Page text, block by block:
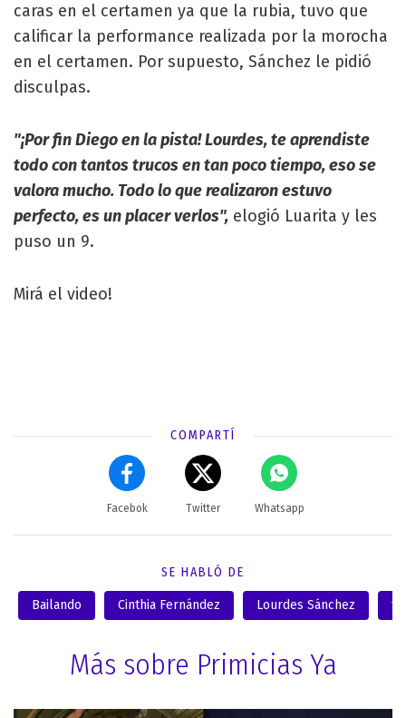
caras en el certamen ya que la rubia, tuvo que
calificar la performance realizada por la morocha
en el certamen. Por supuesto, Sánchez le pidió
disculpas.
"¡Por fin Diego en la pista! Lourdes, te aprendiste
todo con tantos trucos en tan poco tiempo, eso se
valora mucho. Todo lo que realizaron estuvo
perfecto, es un placer verlos", elogió Luarita y les
puso un 9.
Mirá el video!
COMPARTÍ
Facebok Twitter Whatsapp
SE HABLÓ DE
Bailando Cinthia Fernández Lourdes Sánchez
Más sobre Primicias Ya